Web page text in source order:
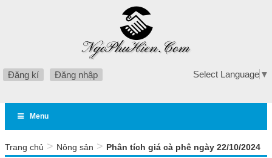
Đăng kí Đăng nhập Select Language ▼
Menu
Trang chủ > Nông sản > Phân tích giá cà phê ngày 22/10/2024